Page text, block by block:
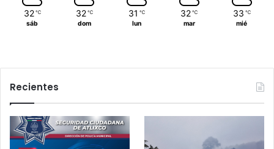
32 ℃
sáb
32 ℃
dom
31 ℃
lun
32 ℃
mar
33 ℃
mié
Recientes